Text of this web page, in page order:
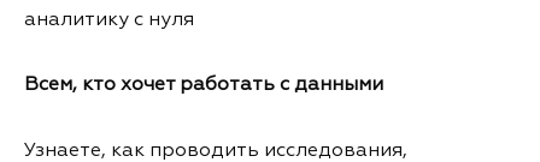
аналитику с нуля
Всем, кто хочет работать с данными
Узнаете, как проводить исследования,